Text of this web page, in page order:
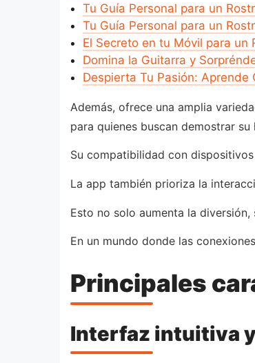
Tu Guía Personal para un
Tu Guía Personal para un
El Secreto en tu Móvil para un
Domina la Guitarra y
Despierta Tu Pasión: Aprende
Además, ofrece una amplia
para quienes buscan demostrar su
Su compatibilidad con
La app también prioriza la
Esto no solo aumenta la
En un mundo donde las
Principales
Interfaz intuitiva